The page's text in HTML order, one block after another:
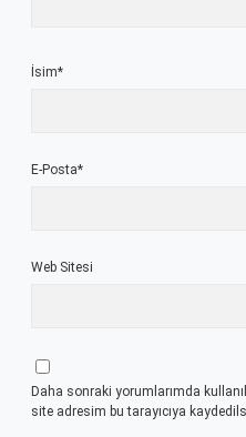
İsim*
E-Posta*
Web Sitesi
Daha sonraki yorumlarımda
site adresim bu tarayıcıya